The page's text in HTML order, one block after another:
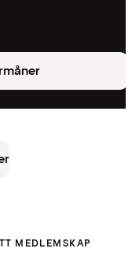
MEDLEMSKAP